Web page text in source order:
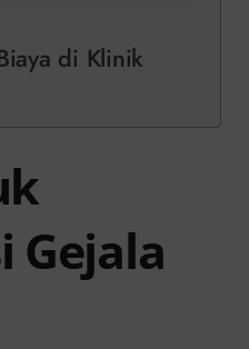
di Klinik
Gejala